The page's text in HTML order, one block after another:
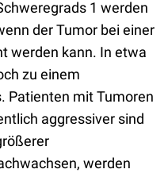
1 werden
der Tumor bei einer
werden kann. In etwa
zu einem
Patienten mit Tumoren
aggressiver sind
werden